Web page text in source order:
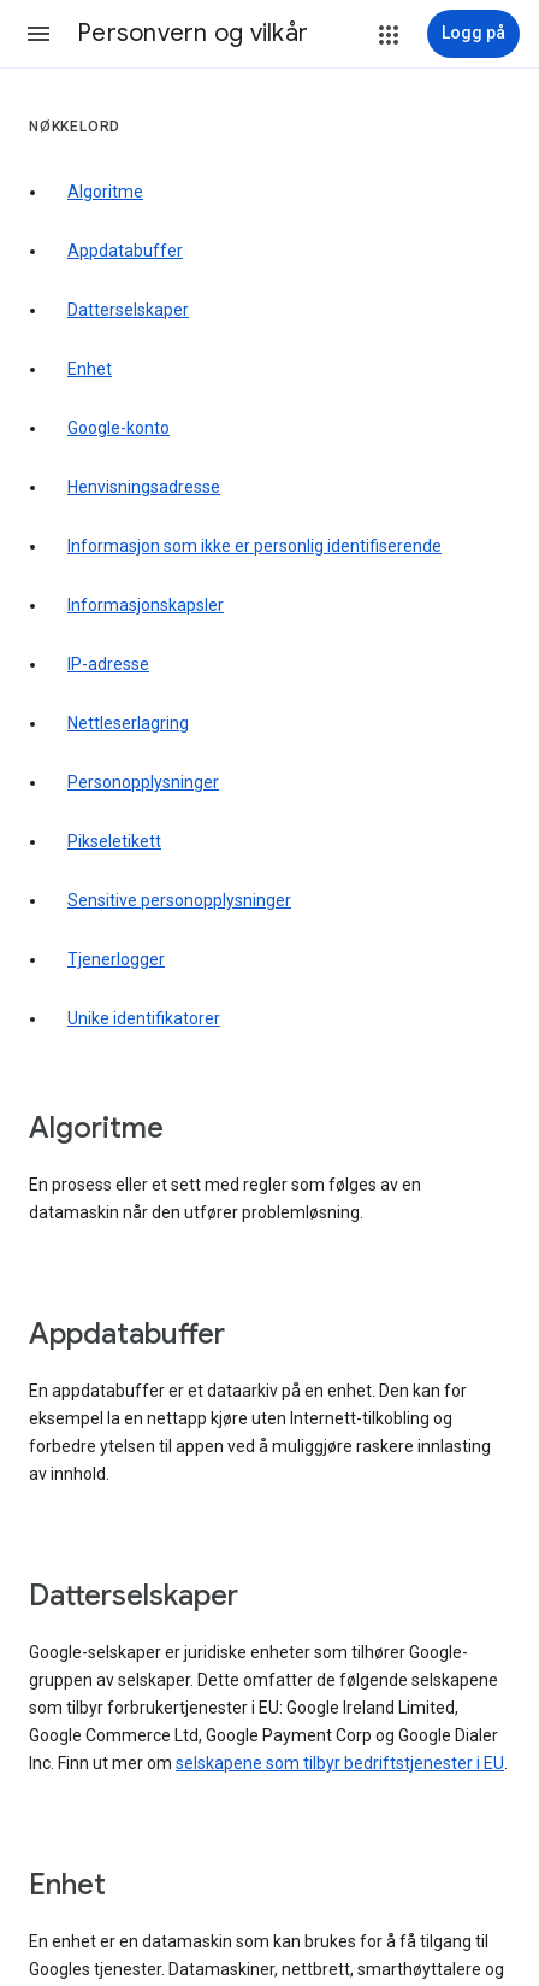
Personvern og vilkår Logg på
NØKKELORD
Algoritme
Appdatabuffer
Datterselskaper
Enhet
Google-konto
Henvisningsadresse
Informasjon som ikke er personlig identifiserende
Informasjonskapsler
IP-adresse
Nettleserlagring
Personopplysninger
Pikseletikett
Sensitive personopplysninger
Tjenerlogger
Unike identifikatorer
Algoritme
En prosess eller et sett med regler som følges av en
datamaskin når den utfører problemløsning.
Appdatabuffer
En appdatabuffer er et dataarkiv på en enhet. Den kan for
eksempel la en nettapp kjøre uten Internett-tilkobling og
forbedre ytelsen til appen ved å muliggjøre raskere innlasting
av innhold.
Datterselskaper
Google-selskaper er juridiske enheter som tilhører Google-
gruppen av selskaper. Dette omfatter de følgende selskapene
som tilbyr forbrukertjenester i EU: Google Ireland Limited,
Google Commerce Ltd, Google Payment Corp og Google Dialer
Inc. Finn ut mer om selskapene som tilbyr bedriftstjenester i EU.
Enhet
En enhet er en datamaskin som kan brukes for å få tilgang til
Googles tjenester. Datamaskiner, nettbrett, smarthøyttalere og